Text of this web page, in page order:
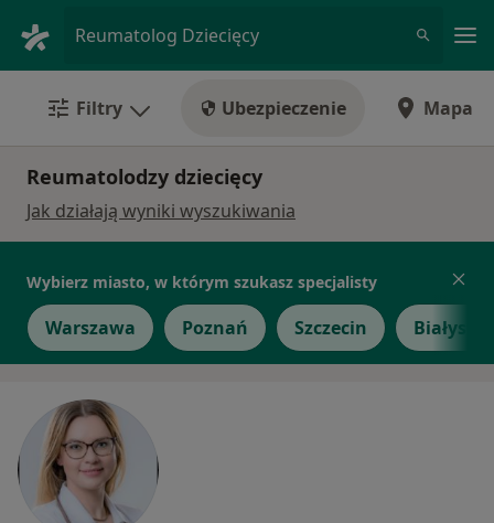
Reumatolog Dziecięcy
Filtry Ubezpieczenie Mapa
Reumatolodzy dziecięcy
Jak działają wyniki wyszukiwania
Wybierz miasto, w którym szukasz specjalisty
Warszawa Poznań Szczecin